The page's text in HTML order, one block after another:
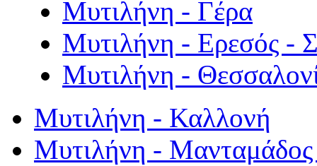
Μυτιλήνη - Γέρα
Μυτιλήνη - Ερεσός -
Μυτιλήνη -
Μυτιλήνη - Καλλονή
Μυτιλήνη - Μανταμάδος